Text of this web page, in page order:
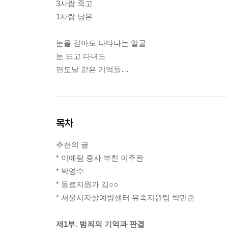
3사람 죽고
1사람 남은
눈을 감아도 나타나는 얼굴
눈 뜨고 다녀도
면도날 같은 기억들…
목차
추천의 글
* 이예람 중사 부친 이주완
* 박영수
* 동료지원가 김○○
* 서울시자살예방센터 유족지원팀 박민준
제1부. 범죄의 기억과 판결